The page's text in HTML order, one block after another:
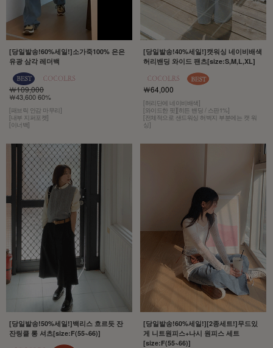
[당일발송!60%세일!]소가죽100% 은은
유광 삼각 레더백
￦109,000
￦43,600 60%
[패브릭 안감 마무리]
[내부 지퍼포켓]
[이너백]
[당일발송!40%세일!]캣워싱 네이비배색
허리밴딩 와이드 팬츠[size:S,M,L,XL]
￦64,000
[허리단에 네이비배색]
[와이드한 핏][히든 밴딩 / 스판1%]
[전체적으로 샌드워싱 허벅지 부분에는 캣 워
싱]
[당일발송!50%세일!]백리스 흐르듯 잔
잔링클 롱 셔츠[size:F(55~66)]
[당일발송!60%세일!][2종세트!]무드있
게 니트원피스+나시 원피스 세트
[size:F(55~66)]